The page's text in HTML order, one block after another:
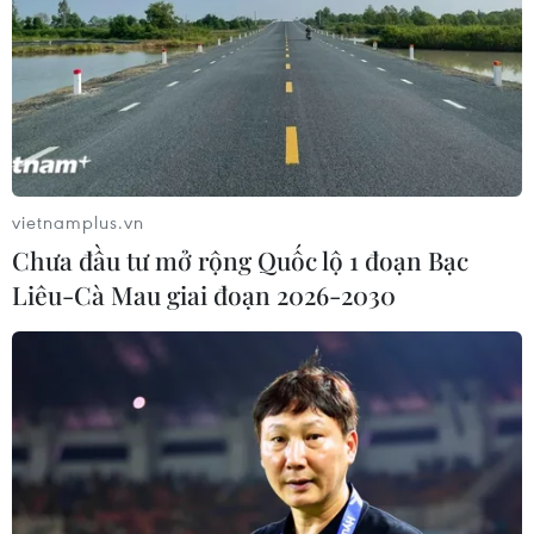
Italy có thể tham gia cơ chế xác minh
giải giáp Hezbollah tại Nam Liban
04/08/2026 22:42
Iran-Oman đàm phán thiết lập tuyến
04/08/2026 22:42
Cố vấn quân sự Iran tiết lộ
sốc, tuyên bố hàng trăm binh sĩ Mỹ
đã thiệt mạng
04/08/2026 15:51
Liban và Israel nối lại đàm phán trực
vietnamplus.vn
Chưa đầu tư mở rộng Quốc lộ 1 đoạn Bạc
Liêu-Cà Mau giai đoạn 2026-2030